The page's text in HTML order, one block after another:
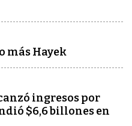
más Hayek
ingresos por
$6,6 billones en